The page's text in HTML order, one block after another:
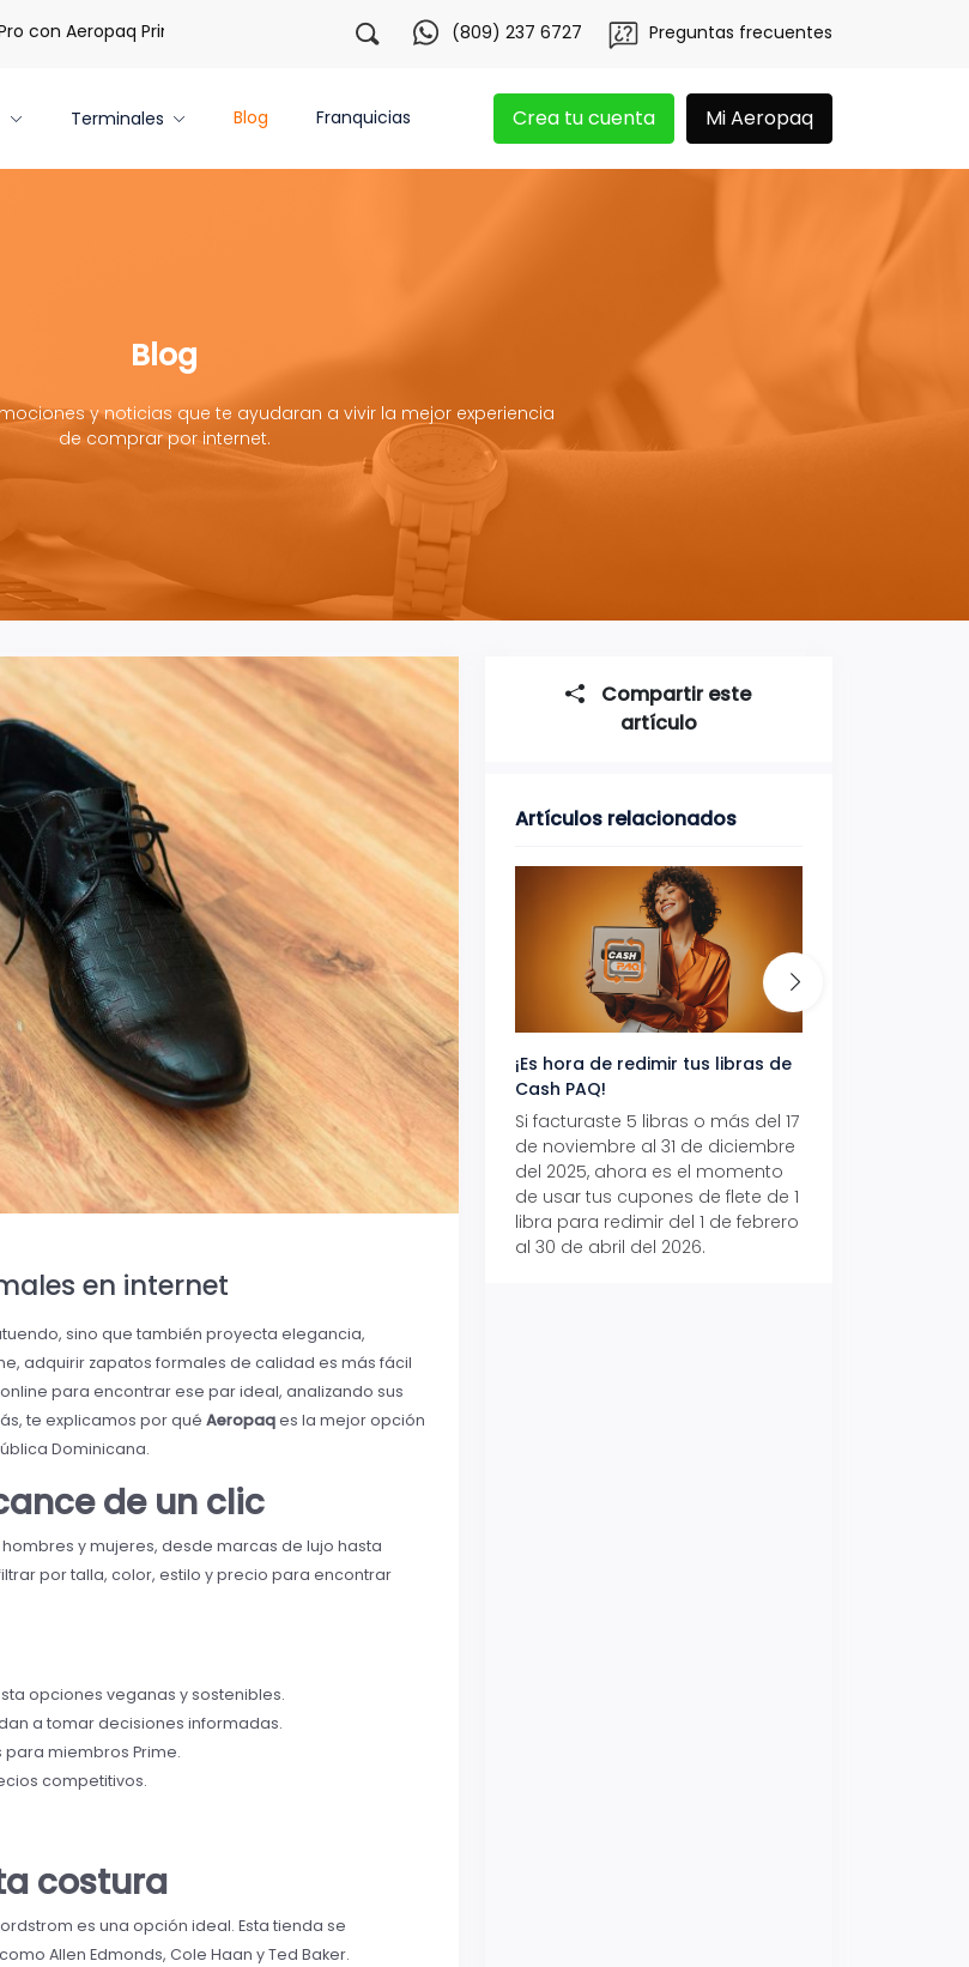
Prime ¡Regístrate con nosotros y obtén 20 libras gratis por 3 meses! Tu app Aeropaq se
(809) 237 6727 Preguntas frecuentes
Terminales Blog Franquicias Crea tu cuenta Mi Aeropaq
Blog
y noticias que te ayudaran a vivir la mejor experiencia
de comprar por internet.
en internet
sino que también proyecta elegancia,
adquirir zapatos formales de calidad es más fácil
para encontrar ese par ideal, analizando sus
te explicamos por qué Aeropaqes la mejor opción
Dominicana.
de un clic
y mujeres, desde marcas de lujo hasta
por talla, color, estilo y precio para encontrar
opciones veganas y sostenibles.
a tomar decisiones informadas.
para miembros Prime.
competitivos.
costura
es una opción ideal. Esta tienda se
Allen Edmonds, Cole Haan y Ted Baker.
Compartir este
artículo
Artículos relacionados
¡Es hora de redimir tus libras de
Cash PAQ!
Si facturaste 5 libras o más del 17
de noviembre al 31 de diciembre
del 2025, ahora es el momento
de usar tus cupones de flete de 1
libra para redimir del 1 de febrero
al 30 de abril del 2026.